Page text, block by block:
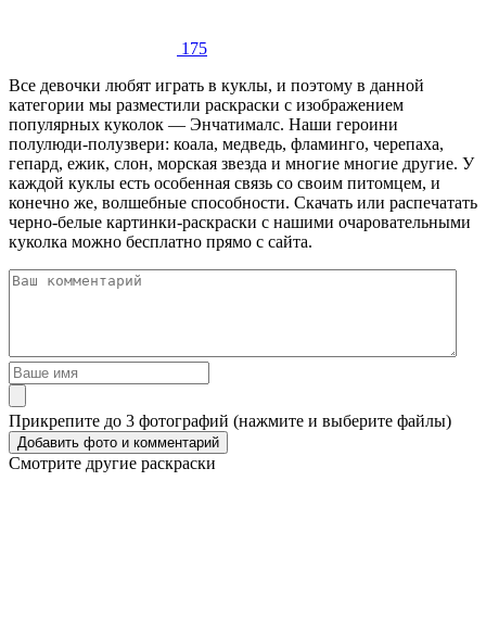
175
Все девочки любят играть в куклы, и поэтому в данной
категории мы разместили раскраски с изображением
популярных куколок — Энчатималс. Наши героини
полулюди-полузвери: коала, медведь, фламинго, черепаха,
гепард, ежик, слон, морская звезда и многие многие другие. У
каждой куклы есть особенная связь со своим питомцем, и
конечно же, волшебные способности. Скачать или распечатать
черно-белые картинки-раскраски с нашими очаровательными
куколка можно бесплатно прямо с сайта.
Прикрепите до 3 фотографий (нажмите и выберите файлы)
Смотрите другие раскраски